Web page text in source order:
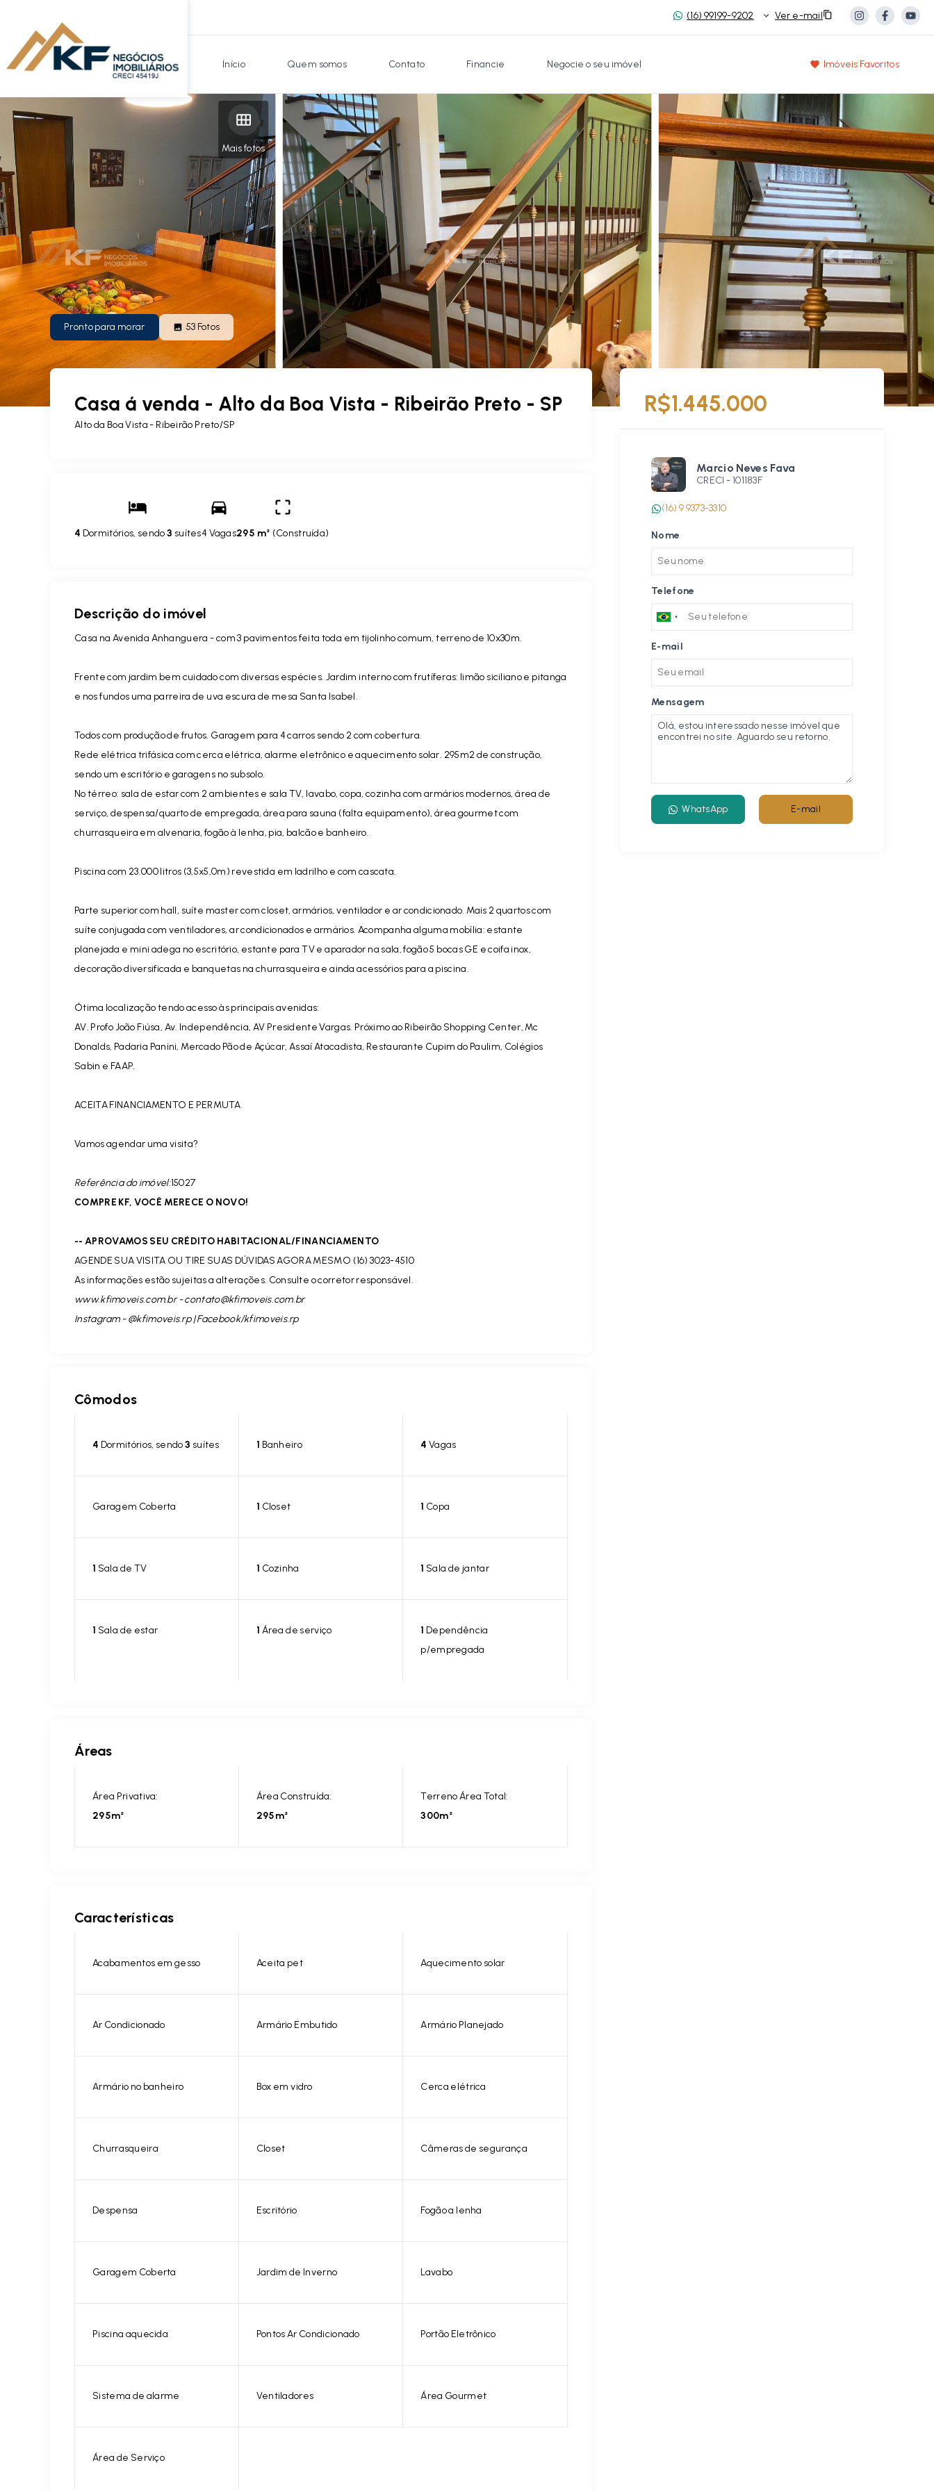
(16) 99199-9202 Ver e-mail
Início Quem somos Contato Financie Negocie o seu imóvel Imóveis Favoritos
Mais fotos
Pronto para morar 53 Fotos
Casa á venda - Alto da Boa Vista - Ribeirão Preto - SP
Alto da Boa Vista - Ribeirão Preto/SP
4 Dormitórios, sendo3 suítes4 Vagas295 m² (Construída)
Descrição do imóvel
Casa na Avenida Anhanguera - com 3 pavimentos feita toda em tijolinho comum, terreno de 10x30m.
Frente com jardim bem cuidado com diversas espécies. Jardim interno com frutíferas: limão siciliano e pitanga
e nos fundos uma parreira de uva escura de mesa Santa Isabel.
Todos com produção de frutos. Garagem para 4 carros sendo 2 com cobertura.
Rede elétrica trifásica com cerca elétrica, alarme eletrônico e aquecimento solar. 295m2 de construção,
sendo um escritório e garagens no subsolo.
No térreo: sala de estar com 2 ambientes e sala TV, lavabo, copa, cozinha com armários modernos, área de
serviço, despensa/quarto de empregada, área para sauna (falta equipamento), área gourmet com
churrasqueira em alvenaria, fogão à lenha, pia, balcão e banheiro.
Piscina com 23.000 litros (3,5x5,0m) revestida em ladrilho e com cascata.
Parte superior com hall, suíte master com closet, armários, ventilador e ar condicionado. Mais 2 quartos com
suíte conjugada com ventiladores, ar condicionados e armários. Acompanha alguma mobília: estante
planejada e mini adega no escritório, estante para TV e aparador na sala, fogão 5 bocas GE e coifa inox,
decoração diversificada e banquetas na churrasqueira e ainda acessórios para a piscina.
Ótima localização tendo acesso às principais avenidas:
AV. Profº João Fiúsa, Av. Independência, AV Presidente Vargas. Próximo ao Ribeirão Shopping Center, Mc
Donalds, Padaria Panini, Mercado Pão de Açúcar, Assaí Atacadista, Restaurante Cupim do Paulim, Colégios
Sabin e FAAP.
ACEITA FINANCIAMENTO E PERMUTA
Vamos agendar uma visita?
Referência do imóvel:15027
COMPRE KF, VOCÊ MERECE O NOVO!
-- APROVAMOS SEU CRÉDITO HABITACIONAL/FINANCIAMENTO
AGENDE SUA VISITA OU TIRE SUAS DÚVIDAS AGORA MESMO (16) 3023-4510
As informações estão sujeitas a alterações. Consulte o corretor responsável.
www.kfimoveis.com.br -contato@kfimoveis.com.br
Instagram - @kfimoveis.rp | Facebook/kfimoveis.rp
Cômodos
4 Dormitórios, sendo3 suítes 1 Banheiro 4 Vagas
Garagem Coberta 1 Closet 1 Copa
1 Sala de TV 1 Cozinha 1 Sala de jantar
1 Sala de estar 1 Área de serviço 1 Dependência
p/empregada
Áreas
Área Privativa:
295m²
Área Construída:
295m²
Terreno Área Total:
300m²
Características
Acabamentos em gesso Aceita pet Aquecimento solar
Ar Condicionado Armário Embutido Armário Planejado
Armário no banheiro Box em vidro Cerca elétrica
Churrasqueira Closet Câmeras de segurança
Despensa Escritório Fogão a lenha
Garagem Coberta Jardim de Inverno Lavabo
Piscina aquecida Pontos Ar Condicionado Portão Eletrônico
Sistema de alarme Ventiladores Área Gourmet
Área de Serviço
R$1.445.000
Marcio Neves Fava
CRECI - 101183F
(16) 9 9373-3310
Nome
Telefone
E-mail
Mensagem
WhatsApp E-mail